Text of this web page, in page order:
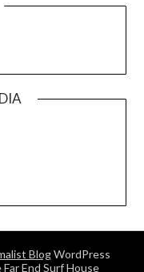
BlogWordPress
Far End Surf House